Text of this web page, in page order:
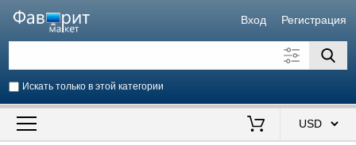
Вход Регистрация
Искать только в этой категории
Искать также в описании